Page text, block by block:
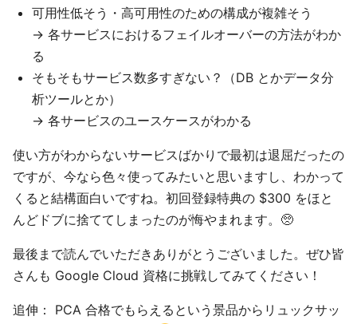
可用性低そう・高可用性のための構成が複雑そう
→ 各サービスにおけるフェイルオーバーの方法がわか
る
そもそもサービス数多すぎない？（DB とかデータ分
析ツールとか）
→ 各サービスのユースケースがわかる
使い方がわからないサービスばかりで最初は退屈だったの
ですが、今なら色々使ってみたいと思いますし、わかって
くると結構面白いですね。初回登録特典の $300 をほと
んどドブに捨ててしまったのが悔やまれます。🥺
最後まで読んでいただきありがとうございました。ぜひ皆
さんも Google Cloud 資格に挑戦してみてください！
追伸： PCA 合格でもらえるという景品からリュックサッ